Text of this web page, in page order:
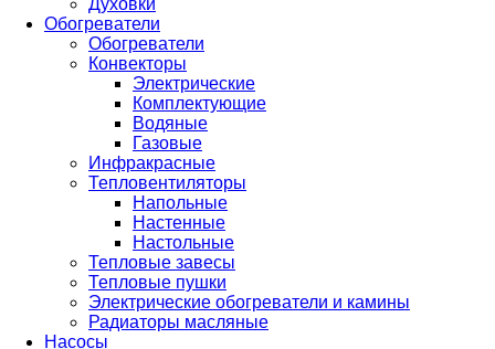
Духовки
Обогреватели
Обогреватели
Конвекторы
Электрические
Комплектующие
Водяные
Газовые
Инфракрасные
Тепловентиляторы
Напольные
Настенные
Настольные
Тепловые завесы
Тепловые пушки
Электрические обогреватели и камины
Радиаторы масляные
Насосы